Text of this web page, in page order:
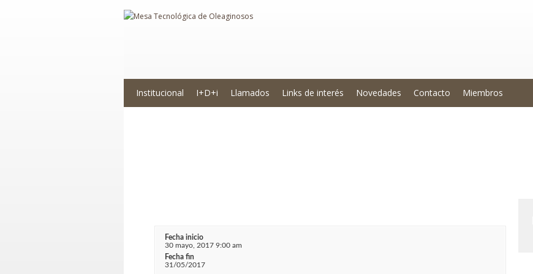
Institucional I+D+i Llamados Links de interés Novedades Contacto Miembros
Fecha inicio
30 mayo, 2017 9:00 am
Fecha fin
31/05/2017